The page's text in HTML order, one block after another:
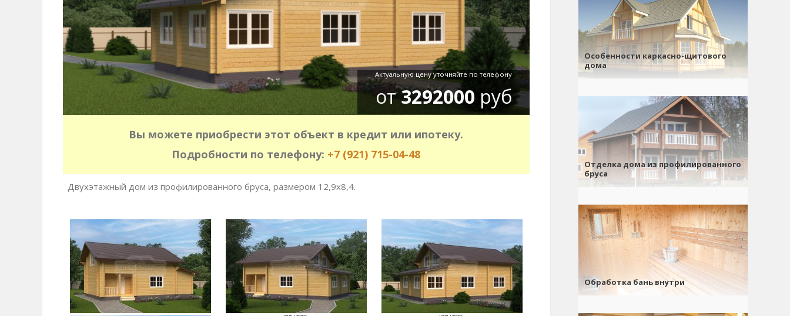
Актуальную цену уточняйте по телефону
от3292000 руб
Вы можете приобрести этот объект в кредит или ипотеку.
Подробности по телефону: +7 (921) 715-04-48
Двухэтажный дом из профилированного бруса, размером 12,9х8,4.
Особенности каркасно-щитового
дома
Отделка дома из профилированного
бруса
Обработка бань внутри